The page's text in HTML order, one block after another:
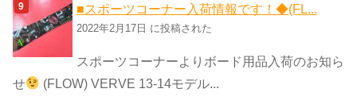
■スポーツコーナー入荷情報です！◆(FL...
2022年2月17日 に投稿された
スポーツコーナーよりボード用品入荷のお知ら
せ
(FLOW) VERVE 13-14モデル...